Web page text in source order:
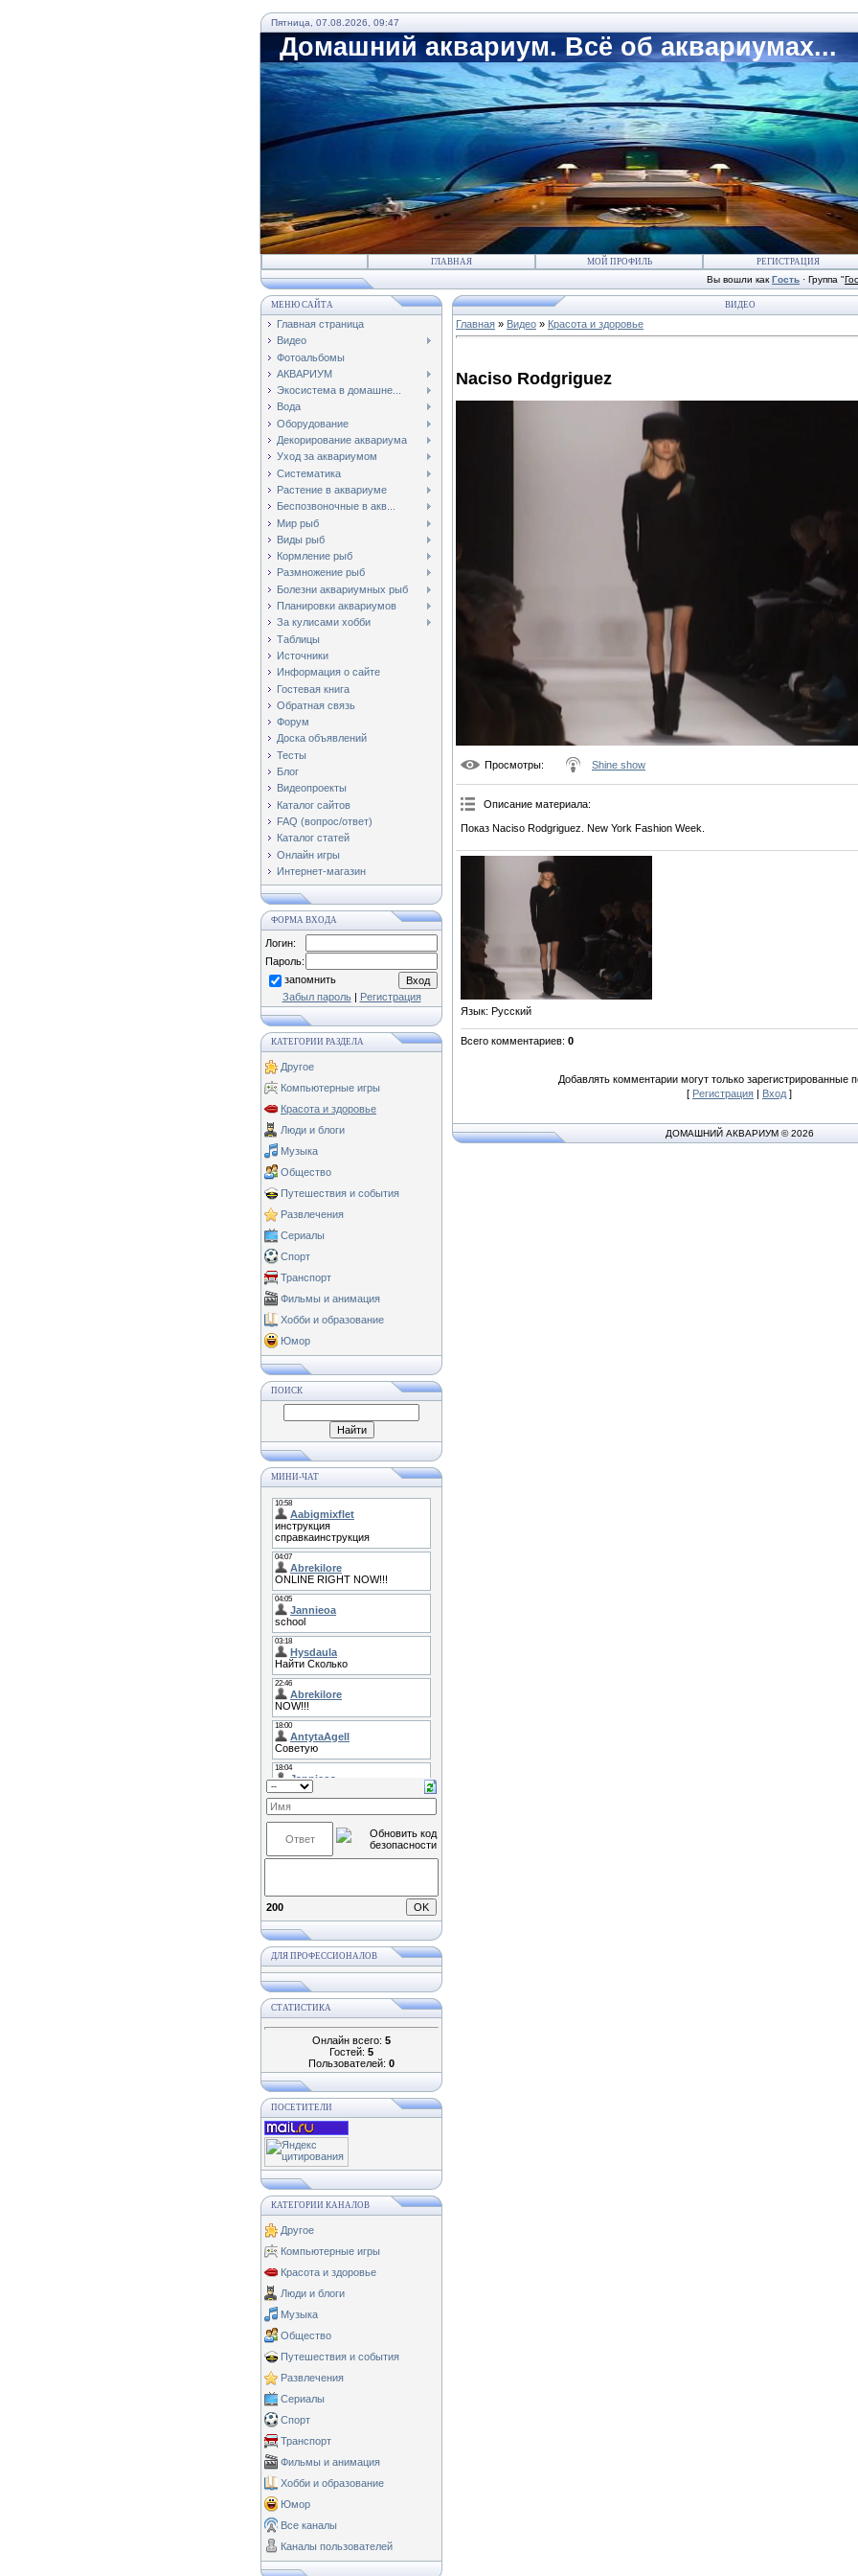
Пятница, 07.08.2026, 09:47
Домашний аквариум. Всё об аквариумах...
ГЛАВНАЯ МОЙ ПРОФИЛЬ РЕГИСТРАЦИЯ
Вы вошли как Гость · Группа "
МЕНЮ САЙТА
Главная страница
Видео
Фотоальбомы
АКВАРИУМ
Экосистема в домашне...
Вода
Оборудование
Декорирование аквариума
Уход за аквариумом
Систематика
Растение в аквариуме
Беспозвоночные в акв...
Мир рыб
Виды рыб
Кормление рыб
Размножение рыб
Болезни аквариумных рыб
Планировки аквариумов
За кулисами хобби
Таблицы
Источники
Информация о сайте
Гостевая книга
Обратная связь
Форум
Доска объявлений
Тесты
Блог
Видеопроекты
Каталог сайтов
FAQ (вопрос/ответ)
Каталог статей
Онлайн игры
Интернет-магазин
ФОРМА ВХОДА
Логин:
Пароль:
запомнить
Забыл пароль| Регистрация
КАТЕГОРИИ РАЗДЕЛА
Другое
Компьютерные игры
Красота и здоровье
Люди и блоги
Музыка
Общество
Путешествия и события
Развлечения
Сериалы
Спорт
Транспорт
Фильмы и анимация
Хобби и образование
Юмор
ПОИСК
МИНИ-ЧАТ
200
ДЛЯ ПРОФЕССИОНАЛОВ
СТАТИСТИКА
Онлайн всего: 5
Гостей: 5
Пользователей: 0
ПОСЕТИТЕЛИ
КАТЕГОРИИ КАНАЛОВ
Другое
Компьютерные игры
Красота и здоровье
Люди и блоги
Музыка
Общество
Путешествия и события
Развлечения
Сериалы
Спорт
Транспорт
Фильмы и анимация
Хобби и образование
Юмор
Все каналы
Каналы пользователей
ВИДЕО
Главная » Видео » Красота и здоровье
Naciso Rodgriguez
Просмотры: Shine show
Описание материала:
Показ Naciso Rodgriguez. New York Fashion Week.
Язык: Русский
Всего комментариев: 0
Добавлять комментарии могут только зарегистрированные
[ Регистрация | Вход ]
ДОМАШНИЙ АКВАРИУМ © 2026